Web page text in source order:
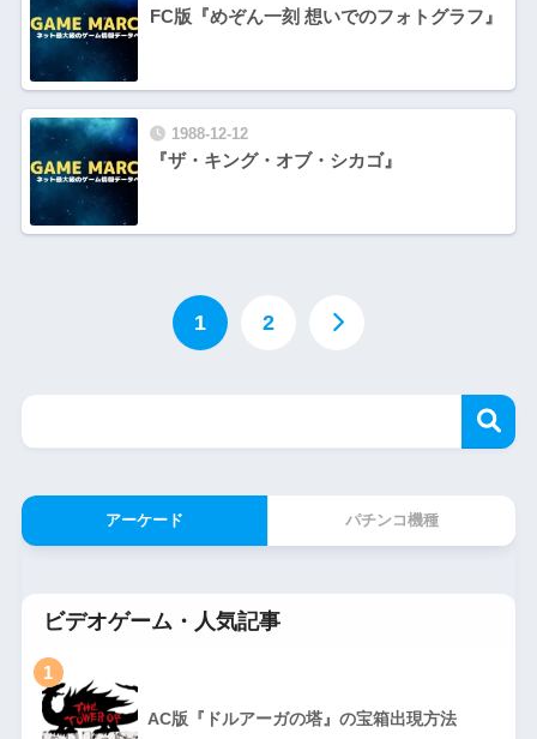
FC版『めぞん一刻 想いでのフォトグラフ』
1988-12-12
『ザ・キング・オブ・シカゴ』
1 2
アーケード パチンコ機種
ビデオゲーム・人気記事
1
AC版『ドルアーガの塔』の宝箱出現方法